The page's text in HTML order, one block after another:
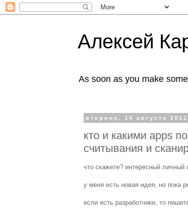
Алексей
As soon as you make
вторник, 14 августа 2012
кто и какими apps
считывания и
что скажете? интересный личный
у меня есть новая идея, но пока
если есть разработчики, то